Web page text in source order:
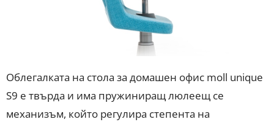
Облегалката на стола за домашен офис moll unique
S9 е твърда и има пружиниращ люлеещ се
механизъм, който регулира степента на